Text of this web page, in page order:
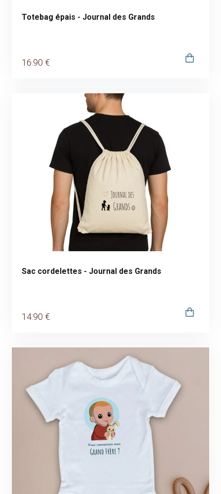
Totebag épais - Journal des Grands
16 .90 €
Sac cordelettes - Journal des Grands
14.90 €